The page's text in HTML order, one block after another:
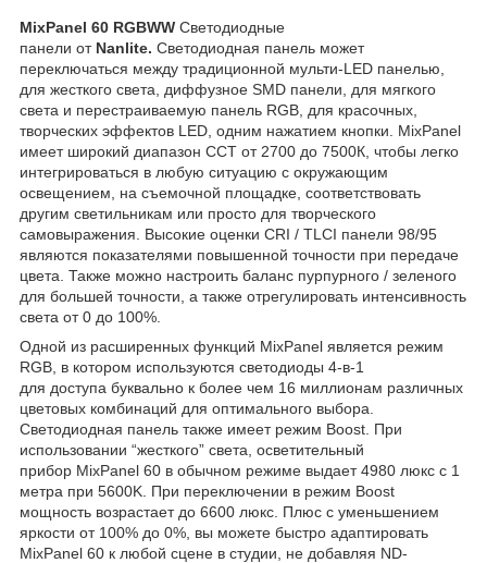
MixPanel 60 RGBWW Светодиодные
панели от Nanlite. Светодиодная панель может
переключаться между традиционной мульти-LED панелью,
для жесткого света, диффузное SMD панели, для мягкого
света и перестраиваемую панель RGB, для красочных,
творческих эффектов LED, одним нажатием кнопки. MixPanel
имеет широкий диапазон CCT от 2700 до 7500К, чтобы легко
интегрироваться в любую ситуацию с окружающим
освещением, на съемочной площадке, соответствовать
другим светильникам или просто для творческого
самовыражения. Высокие оценки CRI / TLCI панели 98/95
являются показателями повышенной точности при передаче
цвета. Также можно настроить баланс пурпурного / зеленого
для большей точности, а также отрегулировать интенсивность
света от 0 до 100%.
Одной из расширенных функций MixPanel является режим
RGB, в котором используются светодиоды 4-в-1
для доступа буквально к более чем 16 миллионам различных
цветовых комбинаций для оптимального выбора.
Светодиодная панель также имеет режим Boost. При
использовании “жесткого” света, осветительный
прибор MixPanel 60 в обычном режиме выдает 4980 люкс с 1
метра при 5600K. При переключении в режим Boost
мощность возрастает до 6600 люкс. Плюс с уменьшением
яркости от 100% до 0%, вы можете быстро адаптировать
MixPanel 60 к любой сцене в студии, не добавляя ND-